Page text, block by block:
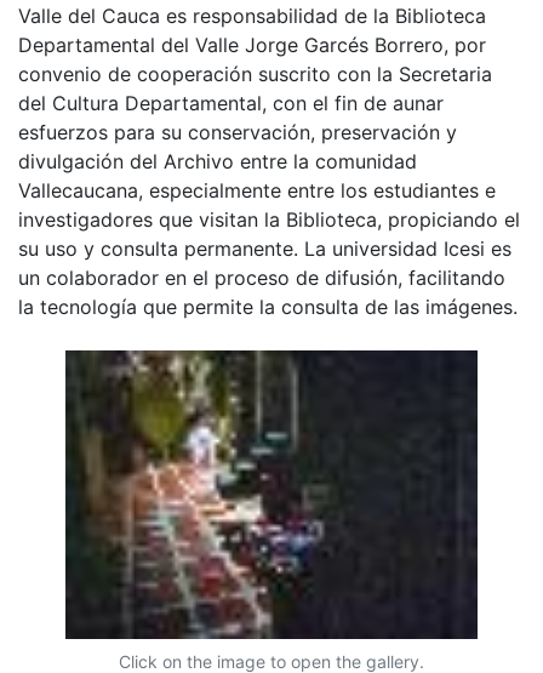
Valle del Cauca es responsabilidad de la Biblioteca
Departamental del Valle Jorge Garcés Borrero, por
convenio de cooperación suscrito con la Secretaria
del Cultura Departamental, con el fin de aunar
esfuerzos para su conservación, preservación y
divulgación del Archivo entre la comunidad
Vallecaucana, especialmente entre los estudiantes e
investigadores que visitan la Biblioteca, propiciando el
su uso y consulta permanente. La universidad Icesi es
un colaborador en el proceso de difusión, facilitando
la tecnología que permite la consulta de las imágenes.
Click on the image to open the gallery.